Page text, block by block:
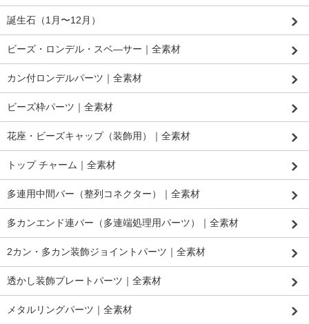
誕生石（1月〜12月）
ビーズ・ロンデル・スベ―サー｜全素材
カン付ロンデルパーツ｜全素材
ビーズ枠パーツ｜全素材
花座・ビーズキャップ（装飾用）｜全素材
トップ チャーム｜全素材
多連用中間バー（整列コネクター）｜全素材
多カンエンド連バー（多連端処理用パーツ）｜全素材
2カン・多カン装飾ジョイントパーツ｜全素材
透かし装飾プレートパーツ｜全素材
メタルリングパーツ｜全素材